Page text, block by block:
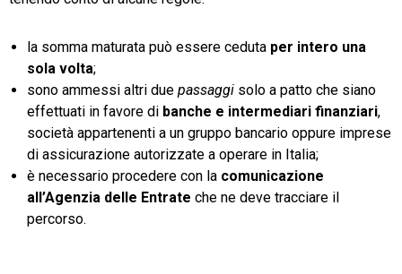
la somma maturata può essere ceduta per intero una
sola volta;
sono ammessi altri due passaggi solo a patto che siano
effettuati in favore di banche e intermediari finanziari,
società appartenenti a un gruppo bancario oppure imprese
di assicurazione autorizzate a operare in Italia;
è necessario procedere con la comunicazione
all’Agenzia delle Entrate che ne deve tracciare il
percorso.